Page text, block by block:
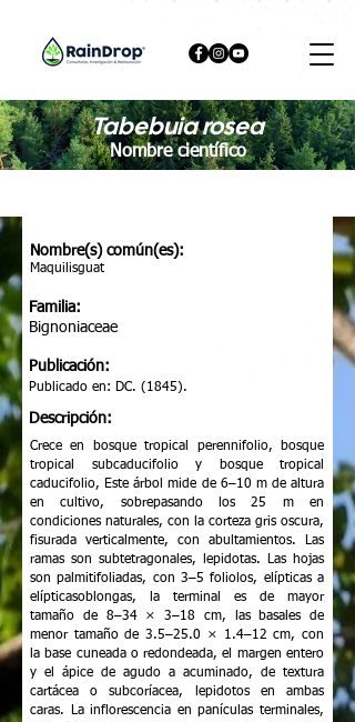
Tabebuia rosea
Nombre científico
Nombre(s) común(es):
Maquilisguat
Familia:
Bignoniaceae
Publicación:
Publicado en: DC. (1845).
Descripción:
Crece en bosque tropical perennifolio, bosque
tropical subcaducifolio y bosque tropical
caducifolio, Este árbol mide de 6–10 m de altura
en cultivo, sobrepasando los 25 m en
condiciones naturales, con la corteza gris oscura,
fisurada verticalmente, con abultamientos. Las
ramas son subtetragonales, lepidotas. Las hojas
son palmitifoliadas, con 3–5 foliolos, elípticas a
elípticasoblongas, la terminal es de mayor
tamaño de 8–34 × 3–18 cm, las basales de
menor tamaño de 3.5–25.0 × 1.4–12 cm, con
la base cuneada o redondeada, el margen entero
y el ápice de agudo a acuminado, de textura
cartácea o subcoríacea, lepidotos en ambas
caras. La inflorescencia en panículas terminales,